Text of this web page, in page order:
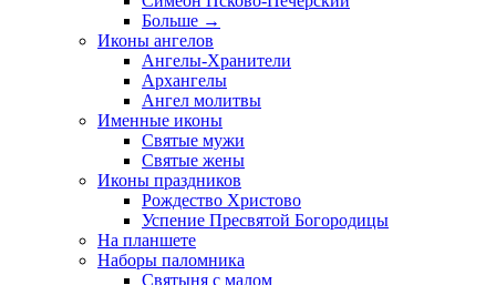
Больше →
Иконы ангелов
Ангелы-Хранители
Архангелы
Ангел молитвы
Именные иконы
Святые мужи
Святые жены
Иконы праздников
Рождество Христово
Успение Пресвятой Богородицы
На планшете
Наборы паломника
Святыня с малом